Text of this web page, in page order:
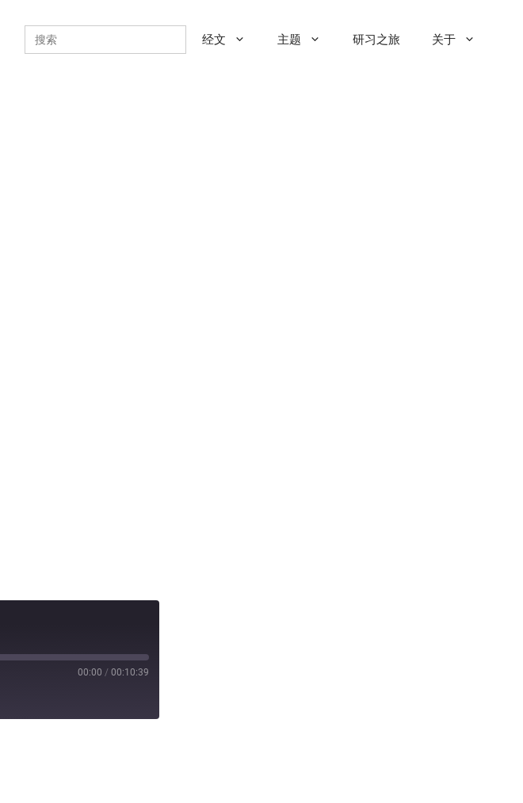
Search
for:
经文 主题 研习之旅 关于
00:00 / 00:10:39